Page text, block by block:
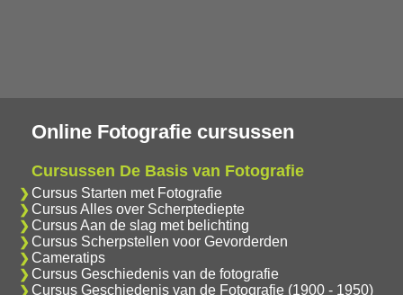
Online Fotografie cursussen
Cursussen De Basis van Fotografie
Cursus Starten met Fotografie
Cursus Alles over Scherptediepte
Cursus Aan de slag met belichting
Cursus Scherpstellen voor Gevorderden
Cameratips
Cursus Geschiedenis van de fotografie
Cursus Geschiedenis van de Fotografie (1900 - 1950)